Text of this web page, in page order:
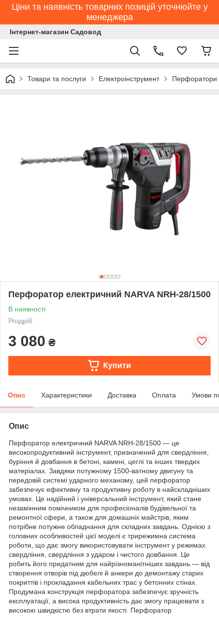
Ціни та наявність товарних позицій уточнюйте у
менеджера
Інтернет-магазин Садовод
Товари та послуги Електроінструмент Перфоратори
Перфоратор електричний NARVA NRН-28/1500
В наявності
Роздріб
3 080 ₴
Купити
Опис Характеристики Доставка Оплата Умови
Опис
Перфоратор електричний NARVA NRH-28/1500 — це
високопродуктивний інструмент, призначений для свердління,
буріння й довбання в бетоні, камені, цеглі та інших твердих
матеріалах. Завдяки потужному 1500-ватному двигуну та
передовій системі ударного механізму, цей перфоратор
забезпечує ефективну та продуктивну роботу в найскладніших
умовах. Це надійний і універсальний інструмент, який стане
незамінним помічником для професіоналів будівельної та
ремонтної сфери, а також для домашніх майстрів, яким
потрібне потужне обладнання для складних завдань. Однією з
головних особливостей цієї моделі є трирежимна система
роботи, що дає змогу використовувати інструмент у режимах
свердління, свердління з ударом і чистого довбання. Це
робить його придатним для найрізноманітніших завдань — від
створення отворів під дюбелі й анкери до демонтажу старих
покриттів і прокладання кабельних трас у бетонних стінах.
Продумана конструкція перфоратора забезпечує зручність
експлуатації, а висока продуктивність дає змогу працювати з
високою швидкістю без втрати якості. Перфоратор